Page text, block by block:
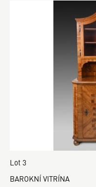
Lot 3
BAROKNÍ VITRÍNA